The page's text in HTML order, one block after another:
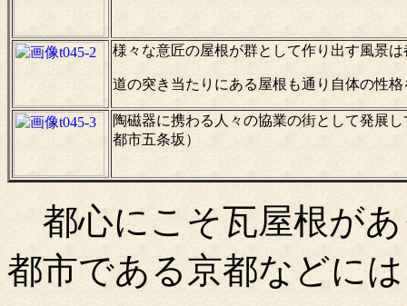
様々な意匠の屋根が群として作り出す風景
道の突き当たりにある屋根も通り自体の性
陶磁器に携わる人々の協業の街として発展
都市五条坂）
都心にこそ瓦屋根があ
都市である京都などに